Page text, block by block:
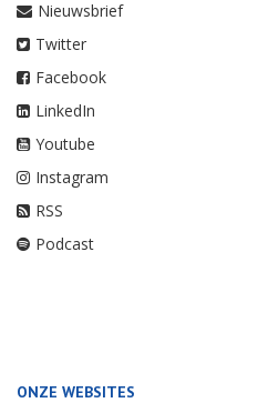
Nieuwsbrief
Twitter
Facebook
LinkedIn
Youtube
Instagram
RSS
Podcast
ONZE WEBSITES